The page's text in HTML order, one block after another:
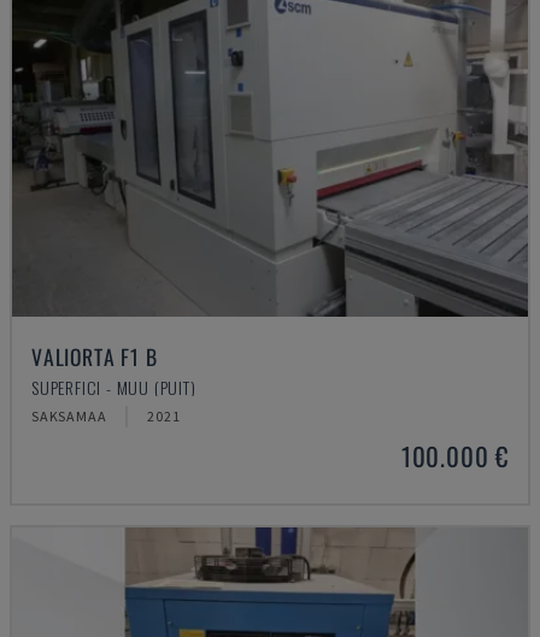
VALIORTA F1 B
SUPERFICI - MUU (PUIT)
SAKSAMAA 2021
100.000 €